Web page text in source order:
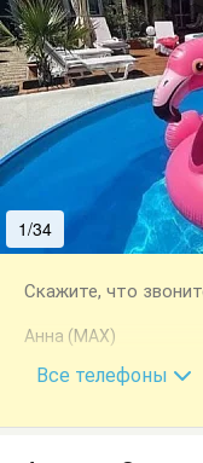
1/34
Скажите, что
Анна (MAX)
+7 (989) 232-
Все телефоны